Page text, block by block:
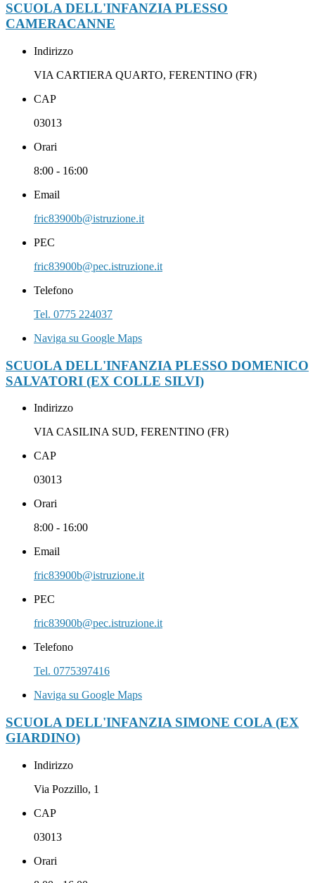
SCUOLA DELL'INFANZIA PLESSO
CAMERACANNE
Indirizzo
VIA CARTIERA QUARTO, FERENTINO (FR)
CAP
03013
Orari
8:00 - 16:00
Email
fric83900b@istruzione.it
PEC
fric83900b@pec.istruzione.it
Telefono
Tel. 0775 224037
Naviga su Google Maps
SCUOLA DELL'INFANZIA PLESSO DOMENICO
SALVATORI (EX COLLE SILVI)
Indirizzo
VIA CASILINA SUD, FERENTINO (FR)
CAP
03013
Orari
8:00 - 16:00
Email
fric83900b@istruzione.it
PEC
fric83900b@pec.istruzione.it
Telefono
Tel. 0775397416
Naviga su Google Maps
SCUOLA DELL'INFANZIA SIMONE COLA (EX
GIARDINO)
Indirizzo
Via Pozzillo, 1
CAP
03013
Orari